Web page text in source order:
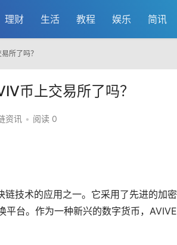
理财 生活 教程 娱乐 简讯
所了吗？
币上交易所了吗？
资讯 • 阅读 0
链技术的应用之一。它采用了先进的加
平台。作为一种新兴的数字货币，